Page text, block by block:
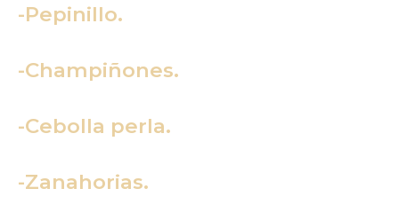
-Pepinillo.
-Champiñones.
-Cebolla perla.
-Zanahorias.